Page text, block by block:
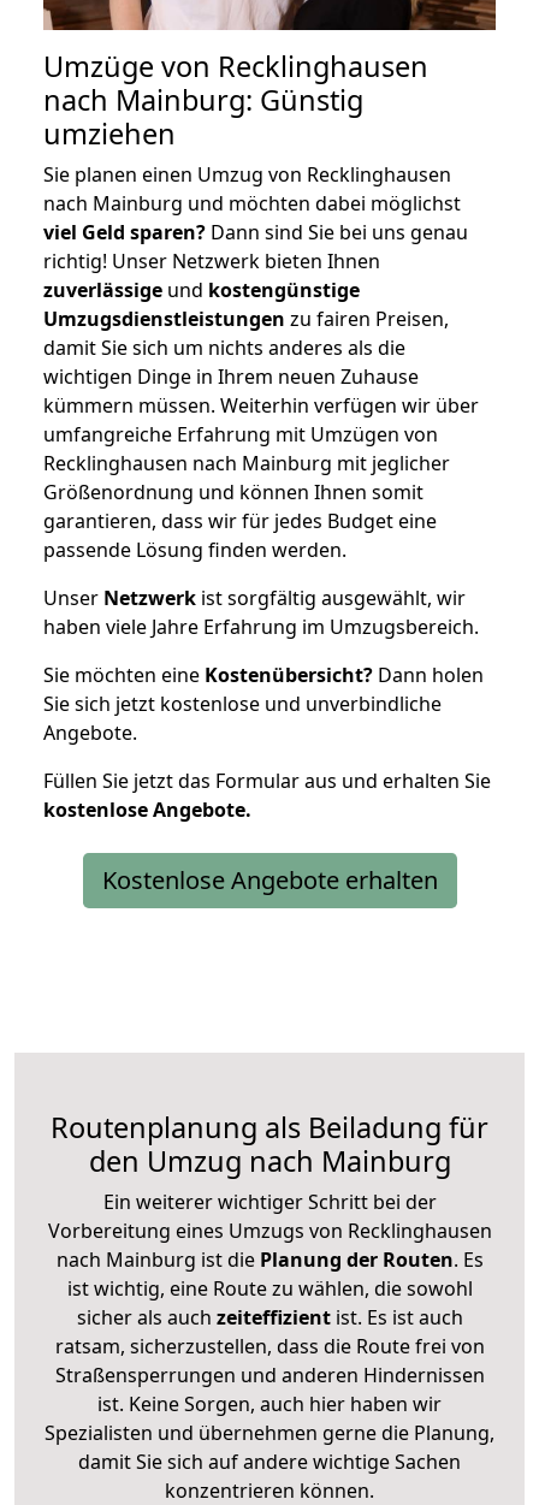
Umzüge von Recklinghausen
nach Mainburg: Günstig
umziehen
Sie planen einen Umzug von Recklinghausen
nach Mainburg und möchten dabei möglichst
viel Geld sparen? Dann sind Sie bei uns genau
richtig! Unser Netzwerk bieten Ihnen
zuverlässige und kostengünstige
Umzugsdienstleistungen zu fairen Preisen,
damit Sie sich um nichts anderes als die
wichtigen Dinge in Ihrem neuen Zuhause
kümmern müssen. Weiterhin verfügen wir über
umfangreiche Erfahrung mit Umzügen von
Recklinghausen nach Mainburg mit jeglicher
Größenordnung und können Ihnen somit
garantieren, dass wir für jedes Budget eine
passende Lösung finden werden.
Unser Netzwerk ist sorgfältig ausgewählt, wir
haben viele Jahre Erfahrung im Umzugsbereich.
Sie möchten eine Kostenübersicht? Dann holen
Sie sich jetzt kostenlose und unverbindliche
Angebote.
Füllen Sie jetzt das Formular aus und erhalten Sie
kostenloseAngebote.
Kostenlose Angebote erhalten
Routenplanung als Beiladung für
den Umzug nach Mainburg
Ein weiterer wichtiger Schritt bei der
Vorbereitung eines Umzugs von Recklinghausen
nach Mainburg ist diePlanung der Routen. Es
ist wichtig, eine Route zu wählen, die sowohl
sicher als auch zeiteffizientist. Es ist auch
ratsam, sicherzustellen, dass die Route frei von
Straßensperrungen und anderen Hindernissen
ist. Keine Sorgen, auch hier haben wir
Spezialisten und übernehmen gerne die Planung,
damit Sie sich auf andere wichtige Sachen
konzentrieren können.